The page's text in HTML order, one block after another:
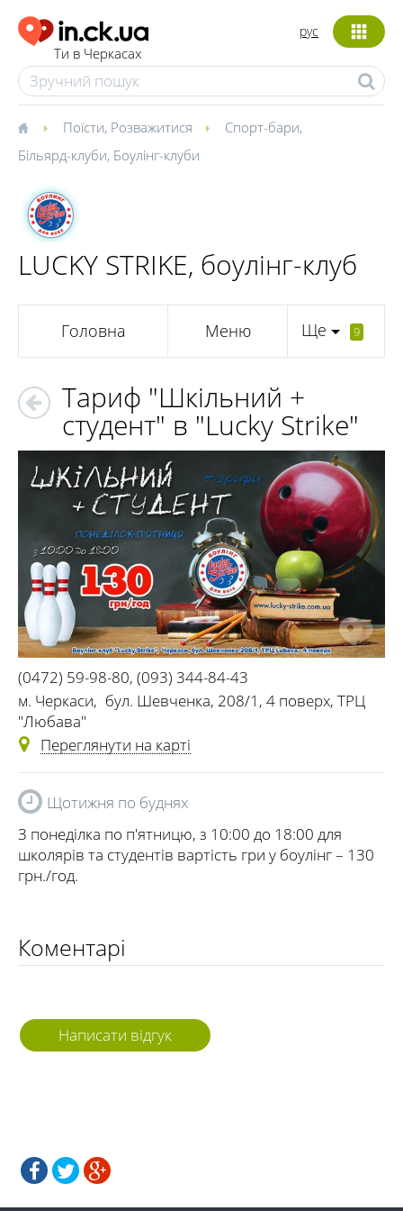
Ти в Черкасах
рус
Поїсти, Розважитися Спорт-бари,
Більярд-клуби, Боулінг-клуби
LUCKY STRIKE, боулінг-клуб
Головна Меню Ще 9
Тариф "Шкільний +
студент" в "Lucky Strike"
(0472) 59-98-80, (093) 344-84-43
м. Черкаси, бул. Шевченка, 208/1, 4 поверх, ТРЦ
"Любава"
Переглянути на карті
Щотижня по буднях
З понеділка по п'ятницю, з 10:00 до 18:00 для
школярів та студентів вартість гри у боулінг – 130
грн./год.
Коментарі
Написати відгук